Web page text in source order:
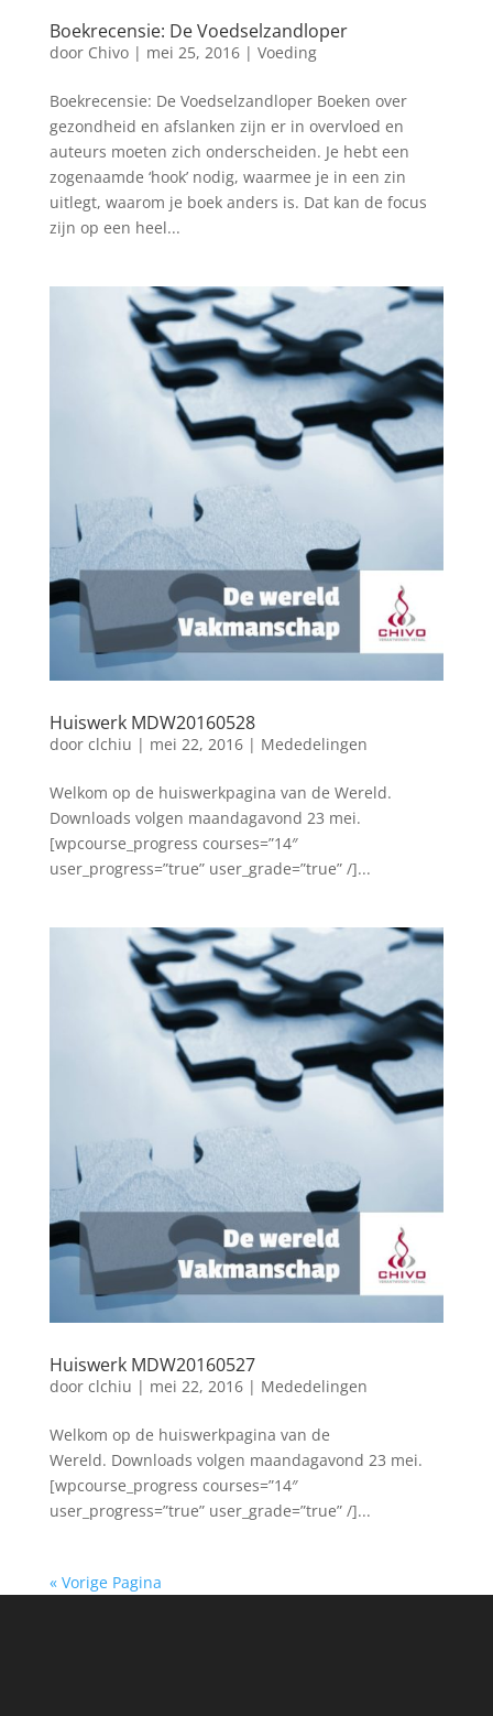
Boekrecensie: De Voedselzandloper
door Chivo| mei 25, 2016| Voeding
Boekrecensie: De Voedselzandloper Boeken over
gezondheid en afslanken zijn er in overvloed en
auteurs moeten zich onderscheiden. Je hebt een
zogenaamde ‘hook’ nodig, waarmee je in een zin
uitlegt, waarom je boek anders is. Dat kan de focus
zijn op een heel...
Huiswerk MDW20160528
door clchiu | mei 22, 2016| Mededelingen
Welkom op de huiswerkpagina van de Wereld.
Downloads volgen maandagavond 23 mei.
[wpcourse_progress courses=”14″
user_progress=”true” user_grade=”true” /]...
Huiswerk MDW20160527
door clchiu | mei 22, 2016| Mededelingen
Welkom op de huiswerkpagina van de
Wereld. Downloads volgen maandagavond 23 mei.
[wpcourse_progress courses=”14″
user_progress=”true” user_grade=”true” /]...
« Vorige Pagina